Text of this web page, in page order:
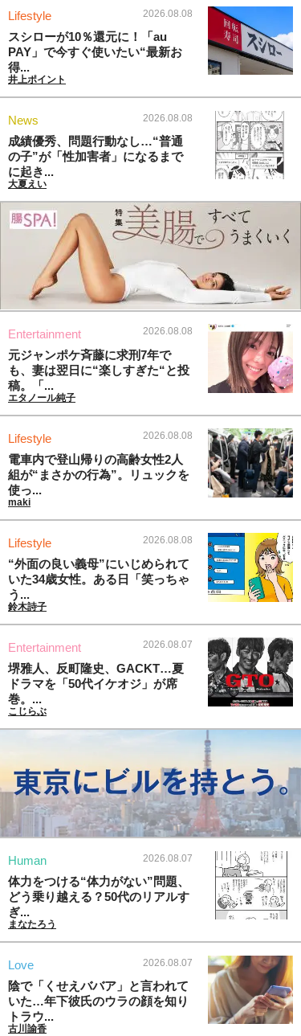
Lifestyle 2026.08.08
スシローが10％還元に！「au
PAY」で今すぐ使いたい“最新お
得...
井上ポイント
News 2026.08.08
成績優秀、問題行動なし…“普通
の子”が「性加害者」になるまで
に起き...
大夏えい
Entertainment 2026.08.08
元ジャンポケ斉藤に求刑7年で
も、妻は翌日に“楽しすぎた“と投
稿。「...
エタノール純子
Lifestyle 2026.08.08
電車内で登山帰りの高齢女性2人
組が“まさかの行為”。リュックを
使っ...
maki
Lifestyle 2026.08.08
“外面の良い義母”にいじめられて
いた34歳女性。ある日「笑っちゃ
う...
鈴木詩子
Entertainment 2026.08.07
堺雅人、反町隆史、GACKT…夏
ドラマを「50代イケオジ」が席
巻。...
こじらぶ
Human 2026.08.07
体力をつける“体力がない”問題、
どう乗り越える？50代のリアルす
ぎ...
まなたろう
Love 2026.08.07
陰で「くせえババア」と言われて
いた…年下彼氏のウラの顔を知り
トラウ...
古川諭香